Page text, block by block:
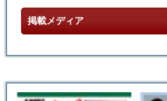
掲載メディア